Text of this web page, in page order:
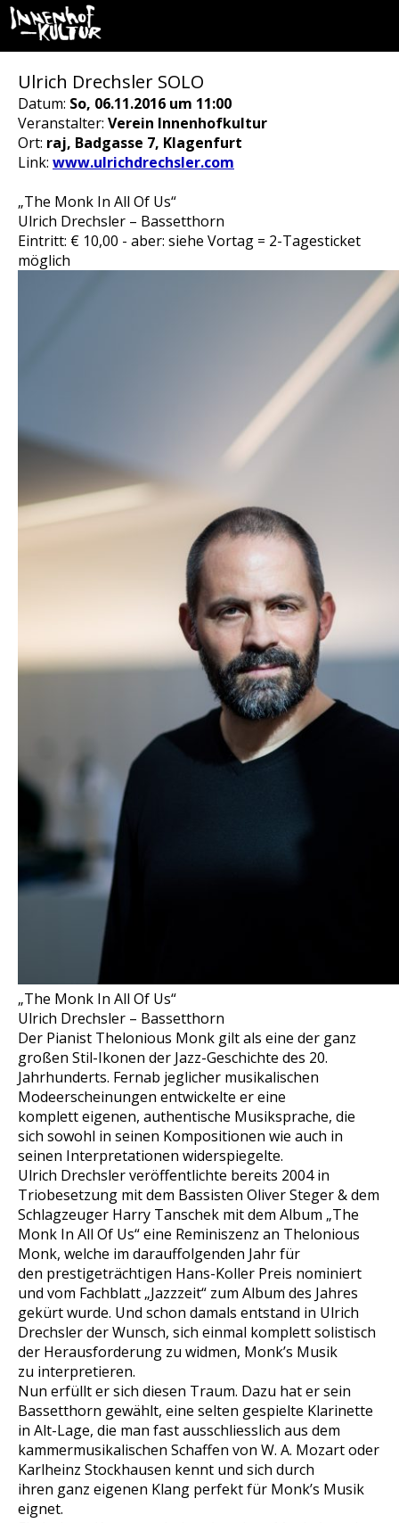
Ulrich Drechsler SOLO
Datum: So, 06.11.2016 um 11:00
Veranstalter: Verein Innenhofkultur
Ort: raj, Badgasse 7, Klagenfurt
Link: www.ulrichdrechsler.com
„The Monk In All Of Us“
Ulrich Drechsler – Bassetthorn
Eintritt: € 10,00 - aber: siehe Vortag = 2-Tagesticket
möglich
„The Monk In All Of Us“
Ulrich Drechsler – Bassetthorn
Der Pianist Thelonious Monk gilt als eine der ganz
großen Stil-Ikonen der Jazz-Geschichte des 20.
Jahrhunderts. Fernab jeglicher musikalischen
Modeerscheinungen entwickelte er eine
komplett eigenen, authentische Musiksprache, die
sich sowohl in seinen Kompositionen wie auch in
seinen Interpretationen widerspiegelte.
Ulrich Drechsler veröffentlichte bereits 2004 in
Triobesetzung mit dem Bassisten Oliver Steger & dem
Schlagzeuger Harry Tanschek mit dem Album „The
Monk In All Of Us“ eine Reminiszenz an Thelonious
Monk, welche im darauffolgenden Jahr für
den prestigeträchtigen Hans-Koller Preis nominiert
und vom Fachblatt „Jazzzeit“ zum Album des Jahres
gekürt wurde. Und schon damals entstand in Ulrich
Drechsler der Wunsch, sich einmal komplett solistisch
der Herausforderung zu widmen, Monk’s Musik
zu interpretieren.
Nun erfüllt er sich diesen Traum. Dazu hat er sein
Bassetthorn gewählt, eine selten gespielte Klarinette
in Alt-Lage, die man fast ausschliesslich aus dem
kammermusikalischen Schaffen von W. A. Mozart oder
Karlheinz Stockhausen kennt und sich durch
ihren ganz eigenen Klang perfekt für Monk’s Musik
eignet.